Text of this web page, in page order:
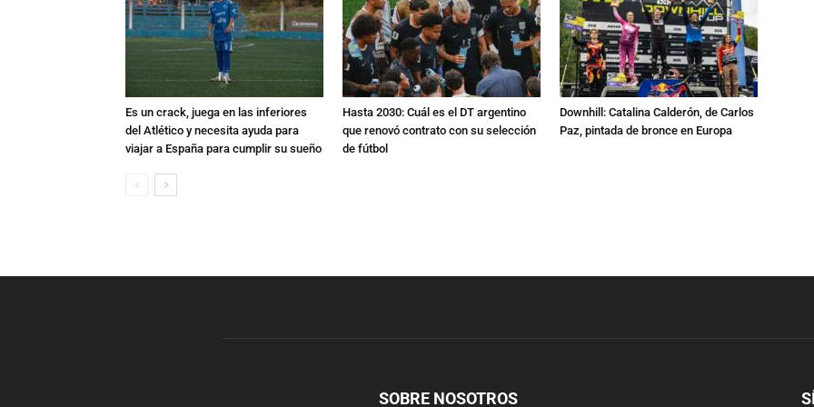
Es un crack, juega en las inferiores
del Atlético y necesita ayuda para
viajar a España para cumplir su sueño
Hasta 2030: Cuál es el DT argentino
que renovó contrato con su selección
de fútbol
Downhill: Catalina Calderón, de Carlos
Paz, pintada de bronce en Europa
SOBRE NOSOTROS